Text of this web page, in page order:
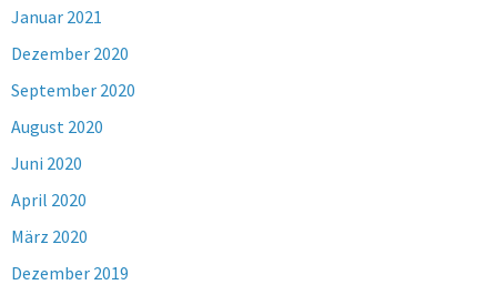
Januar 2021
Dezember 2020
September 2020
August 2020
Juni 2020
April 2020
März 2020
Dezember 2019